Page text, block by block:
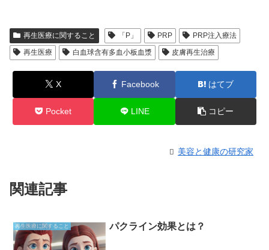
再生医療に関すること 「P」 PRP
PRP注入療法
再生医療
白血球含有多血小板血漿 皮膚再生治療
X Facebook はてブ
Pocket LINE コピー
美容と健康の研究家
関連記事
再生医療に関すること パクライン効果とは？